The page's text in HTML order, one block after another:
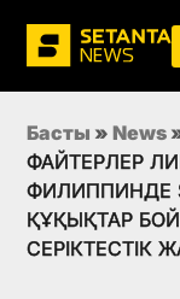
Басты » News
ФАЙТЕРЛЕР
ФИЛИППИНДЕ
ҚҰҚЫҚТАР
СЕРІКТЕСТІК